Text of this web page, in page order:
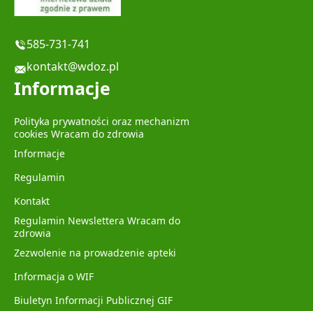
585-731-741
kontakt@wdoz.pl
Informacje
Polityka prywatności oraz mechanizm
cookies Wracam do zdrowia
Informacje
Regulamin
Kontakt
Regulamin Newslettera Wracam do
zdrowia
Zezwolenie na prowadzenie apteki
Informacja o WIF
Biuletyn Informacji Publicznej GIF